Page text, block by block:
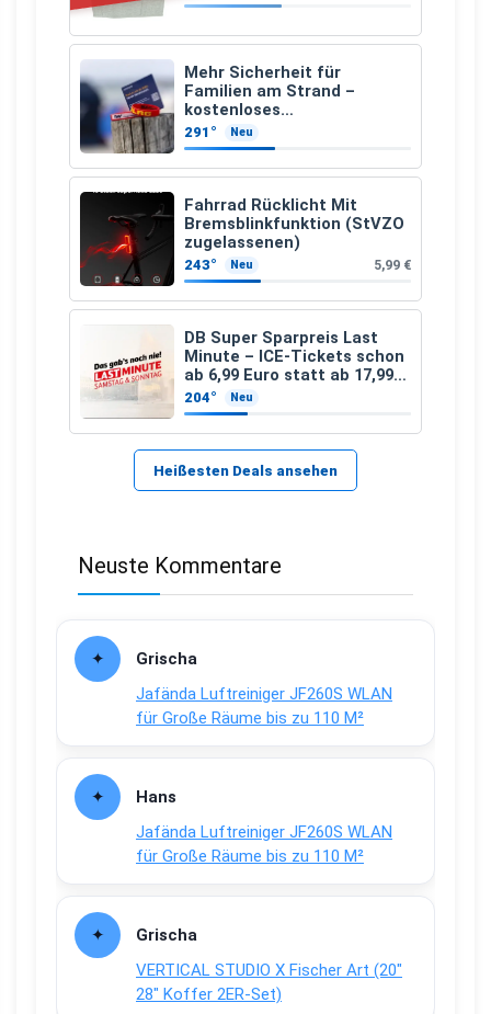
Mehr Sicherheit für
Familien am Strand –
kostenloses
Kindersuchband der DLRG
291° Neu
Fahrrad Rücklicht Mit
Bremsblinkfunktion (StVZO
zugelassenen)
243° Neu 5,99 €
DB Super Sparpreis Last
Minute – ICE-Tickets schon
ab 6,99 Euro statt ab 17,99
Euro
204° Neu
Heißesten Deals ansehen
Neuste Kommentare
Grischa
Jafända Luftreiniger JF260S WLAN
für Große Räume bis zu 110 M²
Hans
Jafända Luftreiniger JF260S WLAN
für Große Räume bis zu 110 M²
Grischa
VERTICAL STUDIO X Fischer Art (20″
28″ Koffer 2ER-Set)